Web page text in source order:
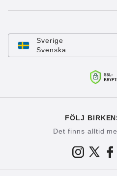
Sverige
Svenska
FÖLJ
Det finns alltid